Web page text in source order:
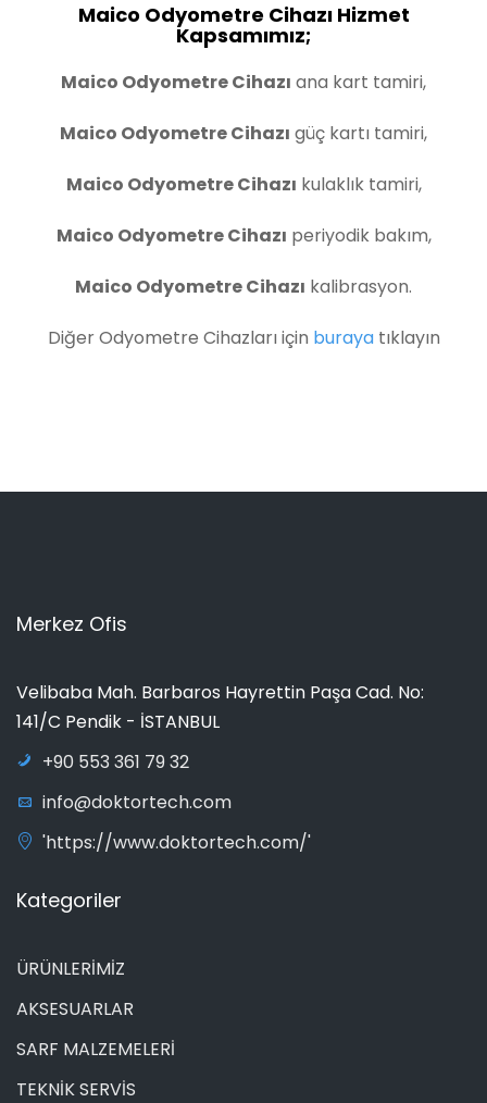
Maico Odyometre Cihazı Hizmet
Kapsamımız;
Maico Odyometre Cihazı ana kart tamiri,
Maico Odyometre Cihazı güç kartı tamiri,
Maico Odyometre Cihazı kulaklık tamiri,
Maico Odyometre Cihazı periyodik bakım,
Maico Odyometre Cihazı kalibrasyon.
Diğer Odyometre Cihazları için burayatıklayın
Merkez Ofis
Velibaba Mah. Barbaros Hayrettin Paşa Cad. No:
141/C Pendik - İSTANBUL
+90 553 361 79 32
info@doktortech.com
'https://www.doktortech.com/'
Kategoriler
ÜRÜNLERİMİZ
AKSESUARLAR
SARF MALZEMELERİ
TEKNİK SERVİS